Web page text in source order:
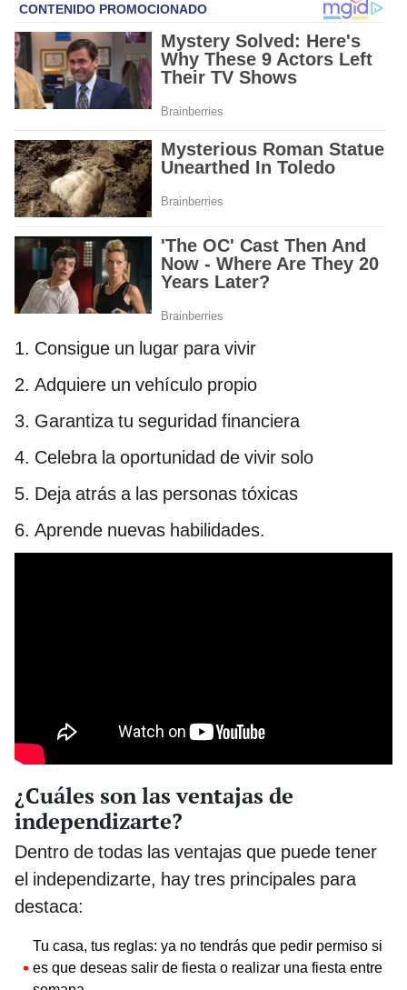
1. Consigue un lugar para vivir
2. Adquiere un vehículo propio
3. Garantiza tu seguridad financiera
4. Celebra la oportunidad de vivir solo
5. Deja atrás a las personas tóxicas
6. Aprende nuevas habilidades.
¿Cuáles son las ventajas de
independizarte?
Dentro de todas las ventajas que puede tener
el independizarte, hay tres principales para
destaca:
Tu casa, tus reglas: ya no tendrás que pedir permiso si
es que deseas salir de fiesta o realizar una fiesta entre